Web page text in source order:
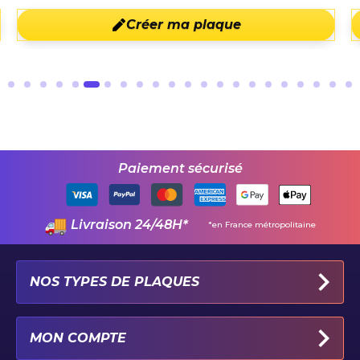
Créer ma plaque
Paiement sécurisé
Livraison 24/48H* *en France métropolitaine
NOS TYPES DE PLAQUES
MON COMPTE